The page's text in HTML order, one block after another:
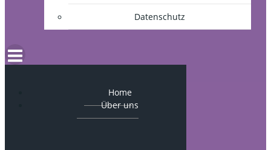
Datenschutz
Home
Über uns